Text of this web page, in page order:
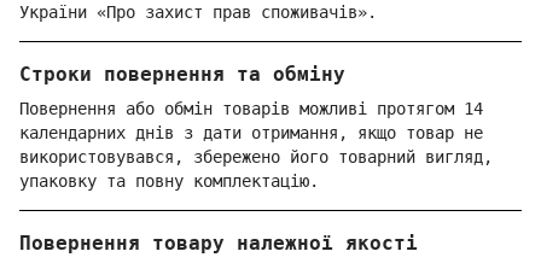
України «Про захист прав споживачів».
Строки повернення та обміну
Повернення або обмін товарів можливі протягом 14
календарних днів з дати отримання, якщо товар не
використовувався, збережено його товарний вигляд,
упаковку та повну комплектацію.
Повернення товару належної якості